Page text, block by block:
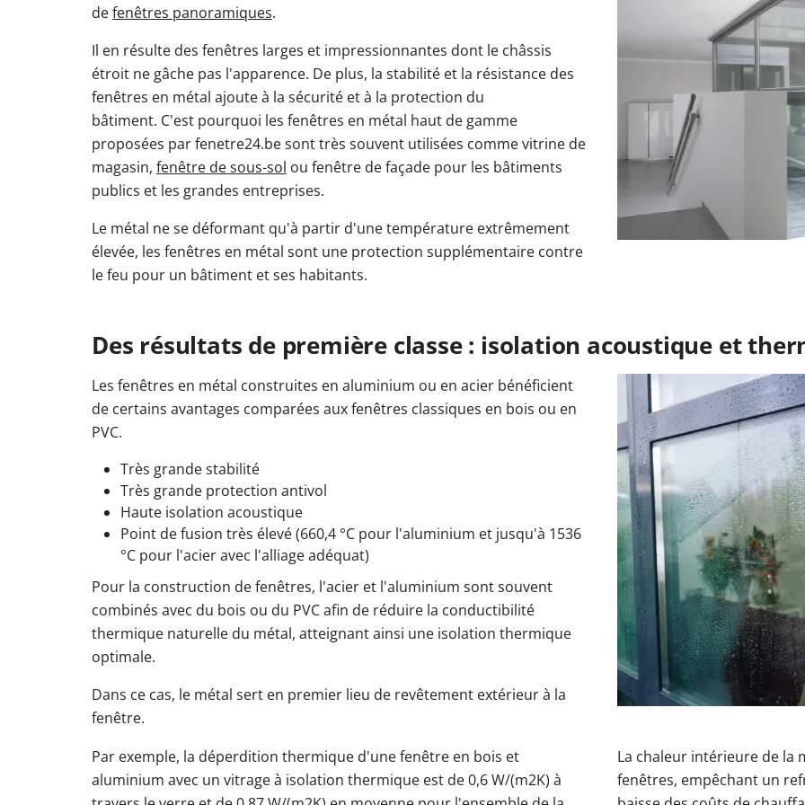
defenêtres panoramiques.
Il en résulte des fenêtres larges et impressionnantes dont le châssis
étroit ne gâche pas l'apparence. De plus, la stabilité et la résistance des
fenêtres en métal ajoute à la sécurité et à la protection du
bâtiment. C'est pourquoi les fenêtres en métal haut de gamme
proposées par fenetre24.be sont très souvent utilisées comme vitrine de
magasin, fenêtre de sous-sol ou fenêtre de façade pour les bâtiments
publics et les grandes entreprises.
Le métal ne se déformant qu'à partir d'une température extrêmement
élevée, les fenêtres en métal sont une protection supplémentaire contre
le feu pour un bâtiment et ses habitants.
Des résultats de première classe : isolation acoustique et
Les fenêtres en métal construites en aluminium ou en acier bénéficient
de certains avantages comparées aux fenêtres classiques en bois ou en
PVC.
Très grande stabilité
Très grande protection antivol
Haute isolation acoustique
Point de fusion très élevé (660,4 °C pour l'aluminium et jusqu'à 1536
°C pour l'acier avec l'alliage adéquat)
Pour la construction de fenêtres, l'acier et l'aluminium sont souvent
combinés avec du bois ou du PVC afin de réduire la conductibilité
thermique naturelle du métal, atteignant ainsi une isolation thermique
optimale.
Dans ce cas, le métal sert en premier lieu de revêtement extérieur à la
fenêtre.
Par exemple, la déperdition thermique d'une fenêtre en bois et
aluminium avec un vitrage à isolation thermique est de 0,6 W/(m2K) à
La chaleur intérieure de la
fenêtres, empêchant un